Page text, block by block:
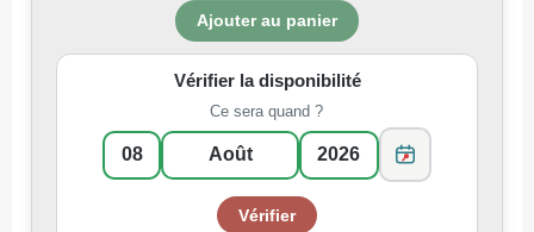
Vérifier la disponibilité
Ce sera quand ?